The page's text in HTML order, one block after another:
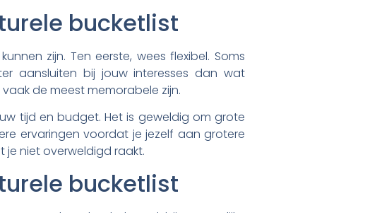
bucketlist
zijn. Ten eerste, wees flexibel. Soms
aansluiten bij jouw interesses dan wat
de meest memorabele zijn.
tijd en budget. Het is geweldig om grote
ervaringen voordat je jezelf aan grotere
je niet overweldigd raakt.
bucketlist